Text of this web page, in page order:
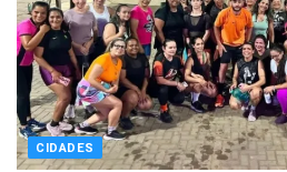
CIDADES